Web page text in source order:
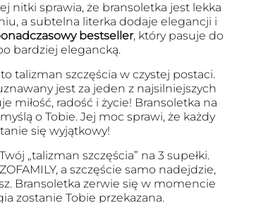
nitki sprawia, że bransoletka jest lekka
a subtelna literka dodaje elegancji i
bestseller, który pasuje do
bardziej elegancką.
talizman szczęścia w czystej postaci.
jest za jeden z najsilniejszych
miłość, radość i życie! Bransoletka na
o Tobie. Jej moc sprawi, że każdy
się wyjątkowy!
„talizman szczęścia” na 3 supełki.
a szczęście samo nadejdzie,
Bransoletka zerwie się w momencie
zostanie Tobie przekazana.